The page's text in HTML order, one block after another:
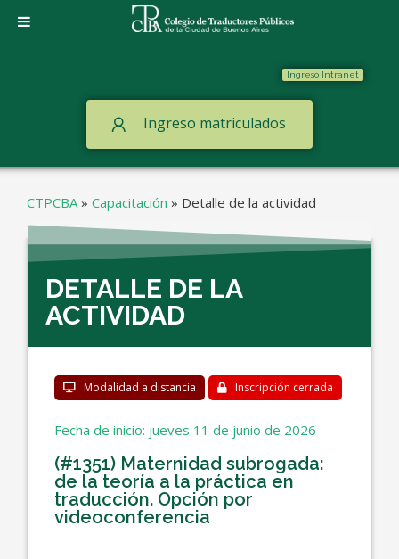
Ingreso Intranet
Ingreso matriculados
CTPCBA» Capacitación » Detalle de la actividad
DETALLE DE LA
ACTIVIDAD
Modalidad a distancia Inscripción cerrada
Fecha de inicio: jueves 11 de junio de 2026
(#1351) Maternidad subrogada:
de la teoría a la práctica en
traducción. Opción por
videoconferencia